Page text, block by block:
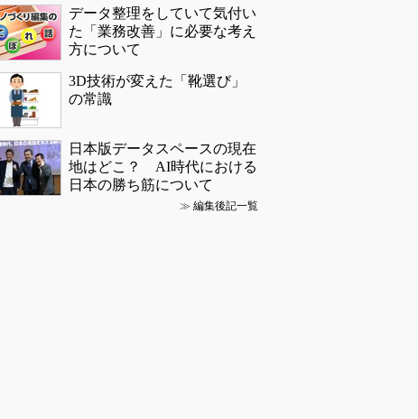
データ整理をしていて気付い
た「業務改善」に必要な考え
方について
3D技術が変えた「靴選び」
の常識
日本版データスペースの現在
地はどこ？ AI時代における
日本の勝ち筋について
≫ 編集後記一覧